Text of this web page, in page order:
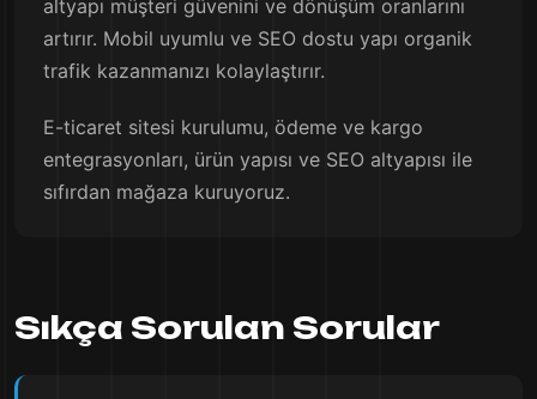
altyapı müşteri güvenini ve dönüşüm oranlarını
artırır. Mobil uyumlu ve SEO dostu yapı organik
trafik kazanmanızı kolaylaştırır.
E-ticaret sitesi kurulumu, ödeme ve kargo
entegrasyonları, ürün yapısı ve SEO altyapısı ile
sıfırdan mağaza kuruyoruz.
Sıkça Sorulan Sorular